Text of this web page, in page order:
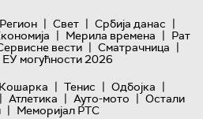
Регион | Свет | Србија данас |
| Мерила времена | Рат
вести | Сматрачница |
ЕУ могућности 2026
Кошарка | Тенис | Одбојка |
| Атлетика | Ауто-мото | Остали
| Меморијал РТС